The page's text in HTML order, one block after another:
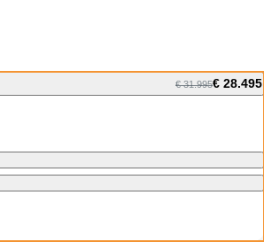
€ 31.995€ 28.495